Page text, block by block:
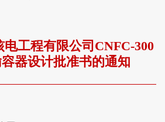
工程有限公司CNFC-300
器设计批准书的通知